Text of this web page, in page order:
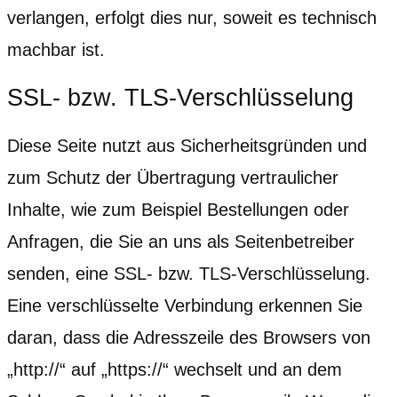
verlangen, erfolgt dies nur, soweit es technisch
machbar ist.
SSL- bzw. TLS-Verschlüsselung
Diese Seite nutzt aus Sicherheitsgründen und
zum Schutz der Übertragung vertraulicher
Inhalte, wie zum Beispiel Bestellungen oder
Anfragen, die Sie an uns als Seitenbetreiber
senden, eine SSL- bzw. TLS-Verschlüsselung.
Eine verschlüsselte Verbindung erkennen Sie
daran, dass die Adresszeile des Browsers von
„http://“ auf „https://“ wechselt und an dem